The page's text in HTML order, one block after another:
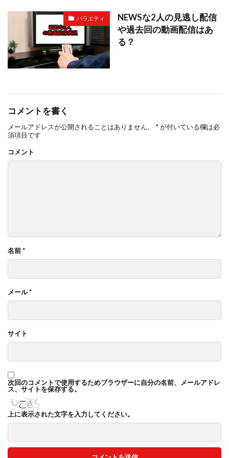
バラエティ
NEWSな2人の見逃し配信
や過去回の動画配信はあ
る？
コメントを書く
メールアドレスが公開されることはありません。 *が付いている欄は必
須項目です
コメント
名前*
メール*
サイト
次回のコメントで使用するためブラウザーに自分の名前、メールアドレ
ス、サイトを保存する。
上に表示された文字を入力してください。